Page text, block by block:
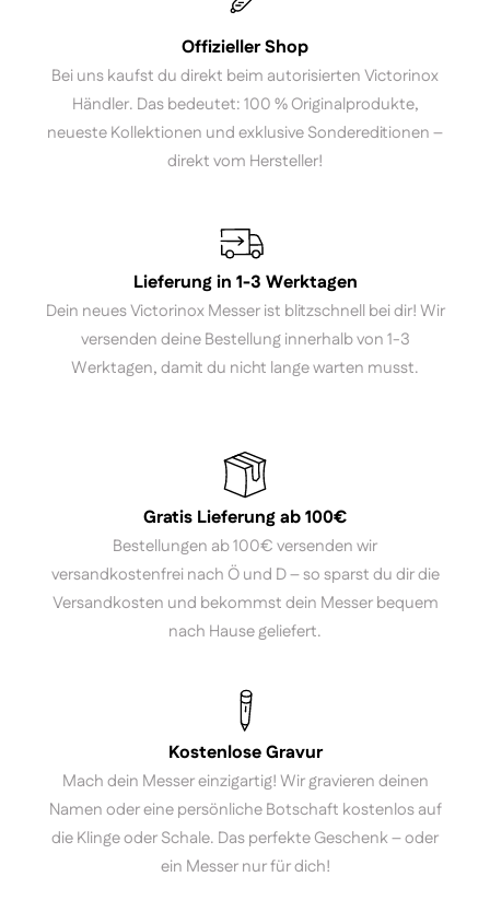
Offizieller Shop
Bei uns kaufst du direkt beim autorisierten Victorinox
Händler. Das bedeutet: 100 % Originalprodukte,
neueste Kollektionen und exklusive Sondereditionen –
direkt vom Hersteller!
Lieferung in 1-3 Werktagen
Dein neues Victorinox Messer ist blitzschnell bei dir! Wir
versenden deine Bestellung innerhalb von 1-3
Werktagen, damit du nicht lange warten musst.
Gratis Lieferung ab 100€
Bestellungen ab 100€ versenden wir
versandkostenfrei nach Ö und D – so sparst du dir die
Versandkosten und bekommst dein Messer bequem
nach Hause geliefert.
Kostenlose Gravur
Mach dein Messer einzigartig! Wir gravieren deinen
Namen oder eine persönliche Botschaft kostenlos auf
die Klinge oder Schale. Das perfekte Geschenk – oder
ein Messer nur für dich!